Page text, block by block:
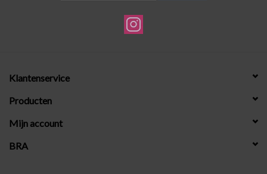
Klantenservice
Producten
Mijn account
BRA